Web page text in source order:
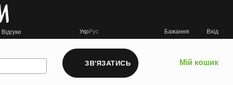
Відгуки УкрРус Бажання Вхід
ЗВ'ЯЗАТИСЬ Мій кошик